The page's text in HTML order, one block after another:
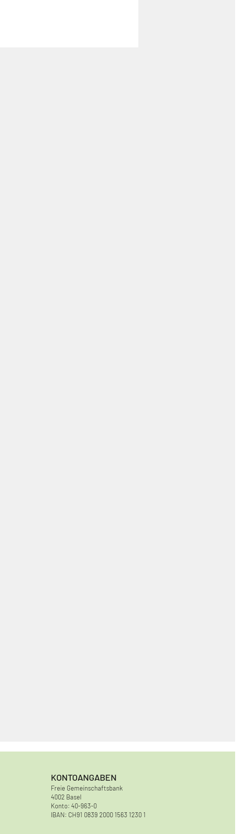
KONTOANGABEN
Freie Gemeinschaftsbank
4002 Basel
Konto: 40-963-0
IBAN: CH91 0839 2000 1563 1230 1